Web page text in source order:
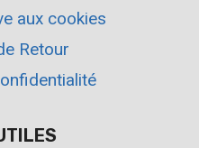
aux cookies
Retour